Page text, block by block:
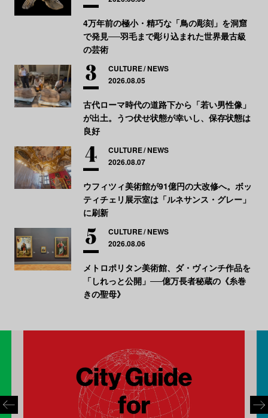
4万年前の極小・精巧な「鳥の彫刻」を洞窟
で発見──羽毛まで彫り込まれた世界最古級
の芸術
CULTURE NEWS
2026.08.05
古代ローマ時代の道路下から「若い男性像」
が出土。うつ伏せ状態が幸いし、保存状態は
良好
CULTURE NEWS
2026.08.07
ウフィツィ美術館が91億円の大改修へ。ボッ
ティチェリ展示室は「ルネサンス・グレー」
に刷新
CULTURE NEWS
2026.08.06
メトロポリタン美術館、ダ・ヴィンチ作品を
「しれっと公開」──億万長者秘蔵の《糸巻
きの聖母》